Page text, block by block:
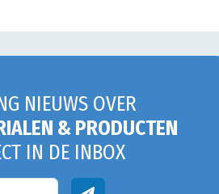
NIEUWS OVER
& PRODUCTEN
IN DE INBOX